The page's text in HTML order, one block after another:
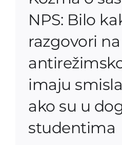
NPS: Bilo
razgovori na
imaju
ako su u
studentima